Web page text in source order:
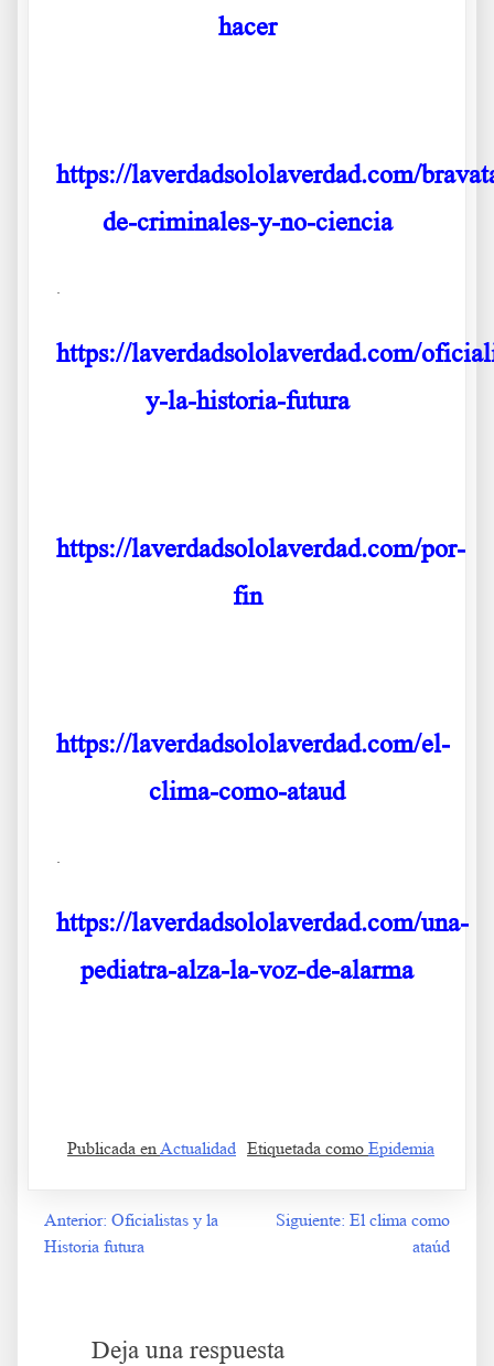
hacer
https://laverdadsololaverdad.com/
de-criminales-y-no-ciencia
.
https://laverdadsololaverdad.com/
y-la-historia-futura
https://laverdadsololaverdad.com/por-
fin
https://laverdadsololaverdad.com/el-
clima-como-ataud
.
https://laverdadsololaverdad.com/una-
pediatra-alza-la-voz-de-alarma
Publicada enActualidad Etiquetada como Epidemia
Navegación
Anterior: Oficialistas y la
Historia futura
Siguiente: El clima como
ataúd
Deja una respuesta